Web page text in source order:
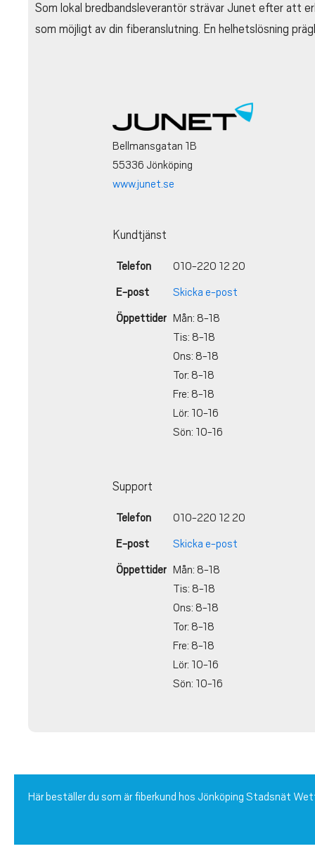
Som lokal bredbandsleverantör strävar Junet efter att
som möjligt av din fiberanslutning. En helhetslösning
Bellmansgatan 1B
55336 Jönköping
www.junet.se
Kundtjänst
Telefon 010-220 12 20
E-post Skicka e-post
Öppettider Mån: 8-18
Tis: 8-18
Ons: 8-18
Tor: 8-18
Fre: 8-18
Lör: 10-16
Sön: 10-16
Support
Telefon 010-220 12 20
E-post Skicka e-post
Öppettider Mån: 8-18
Tis: 8-18
Ons: 8-18
Tor: 8-18
Fre: 8-18
Lör: 10-16
Sön: 10-16
Här beställer du som är fiberkund hos Jönköping Stadsnät